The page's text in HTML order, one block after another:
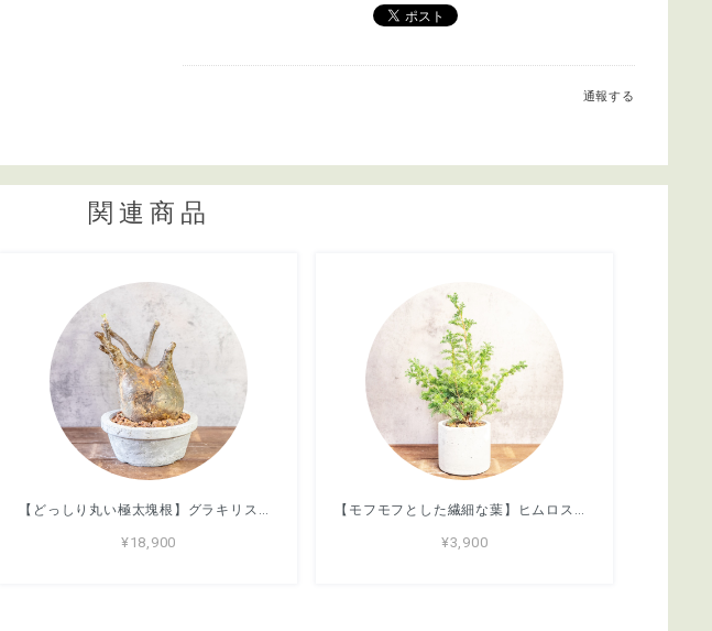
通報する
関連商品
【どっしり丸い極太塊根】グラキリス。胴回り40cmの圧倒的ボリューム。無骨な「手づくりモルタル鉢」とセットで。｜虫発生抑制（全国一律送料850円）
¥18,900
【モフモフとした繊細な葉】ヒムロスギ。やわらかな質感、ふんわり広がる美しい緑。通気性抜群の手づくりモルタル鉢に植え込んでお届け／育て方がわかるシートあり／全国一律送料850円
¥3,900